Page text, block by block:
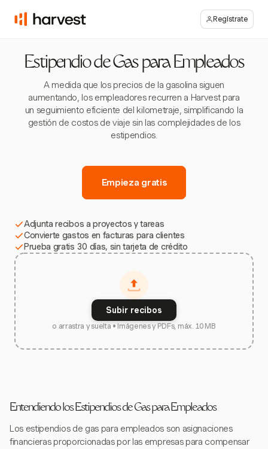
Regístrate
Estipendio de Gas para Empleados
A medida que los precios de la gasolina siguen
aumentando, los empleadores recurren a Harvest para
un seguimiento eficiente del kilometraje, simplificando la
gestión de costos de viaje sin las complejidades de los
estipendios.
Empieza gratis
Adjunta recibos a proyectos y tareas
Convierte gastos en facturas para clientes
Prueba gratis 30 días, sin tarjeta de crédito
Subir recibos
o arrastra y suelta • Imágenes y PDFs, máx. 10 MB
Entendiendo los Estipendios de Gas para Empleados
Los estipendios de gas para empleados son asignaciones
financieras proporcionadas por las empresas para compensar